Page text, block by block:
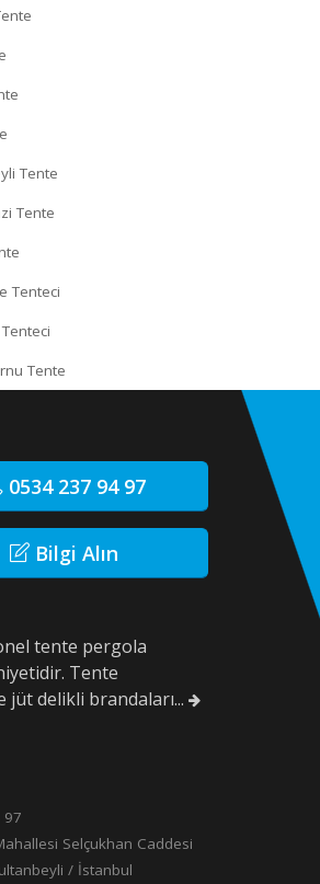
Tente
Tente
Tenteci
Tente
0534 237 94 97
Bilgi Alın
tente pergola
Tente
delikli brandaları...
97
Selçukhan Caddesi
/ İstanbul